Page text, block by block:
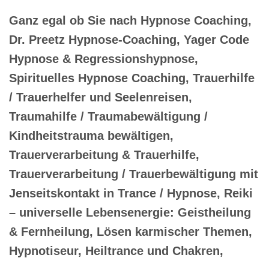
Ganz egal ob Sie nach Hypnose Coaching,
Dr. Preetz Hypnose-Coaching, Yager Code
Hypnose & Regressionshypnose,
Spirituelles Hypnose Coaching, Trauerhilfe
/ Trauerhelfer und Seelenreisen,
Traumahilfe / Traumabewältigung /
Kindheitstrauma bewältigen,
Trauerverarbeitung & Trauerhilfe,
Trauerverarbeitung / Trauerbewältigung mit
Jenseitskontakt in Trance / Hypnose, Reiki
– universelle Lebensenergie: Geistheilung
& Fernheilung, Lösen karmischer Themen,
Hypnotiseur, Heiltrance und Chakren,